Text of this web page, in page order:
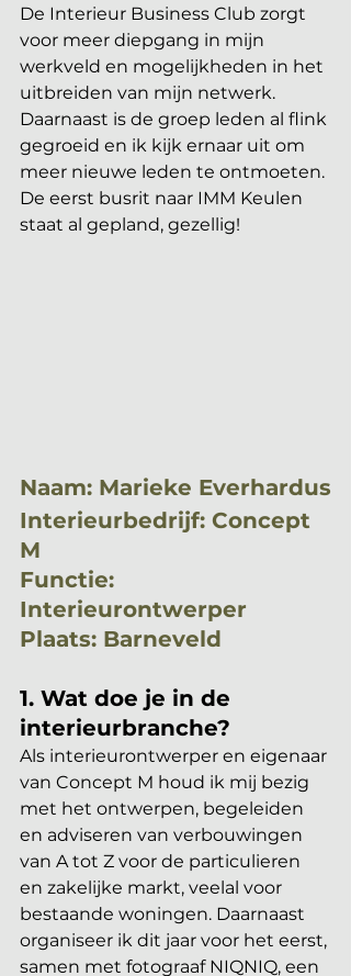
De Interieur Business Club zorgt
voor meer diepgang in mijn
werkveld en mogelijkheden in het
uitbreiden van mijn netwerk.
Daarnaast is de groep leden al flink
gegroeid en ik kijk ernaar uit om
meer nieuwe leden te ontmoeten.
De eerst busrit naar IMM Keulen
staat al gepland, gezellig!
Naam: Marieke Everhardus
Interieurbedrijf: Concept
M
Functie:
Interieurontwerper
Plaats: Barneveld
1. Wat doe je in de
interieurbranche?
Als interieurontwerper en eigenaar
van Concept M houd ik mij bezig
met het ontwerpen, begeleiden
en adviseren van verbouwingen
van A tot Z voor de particulieren
en zakelijke markt, veelal voor
bestaande woningen. Daarnaast
organiseer ik dit jaar voor het eerst,
samen met fotograaf NIQNIQ, een